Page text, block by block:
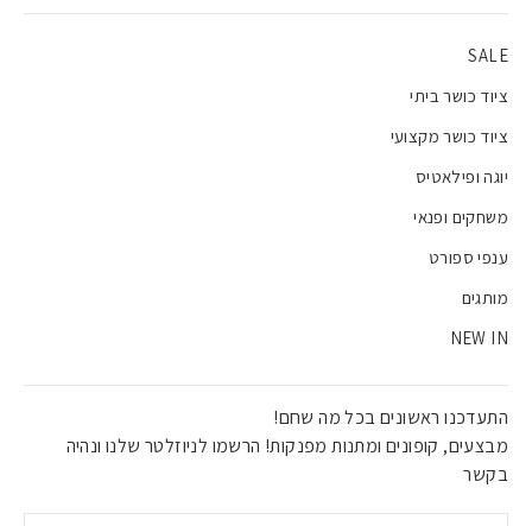
SALE
ציוד כושר ביתי
ציוד כושר מקצועי
יוגה ופילאטיס
משחקים ופנאי
ענפי ספורט
מותגים
NEW IN
התעדכנו ראשונים בכל מה שחם!
מבצעים, קופונים ומתנות מפנקות! הרשמו לניוזלטר שלנו ונהיה
בקשר